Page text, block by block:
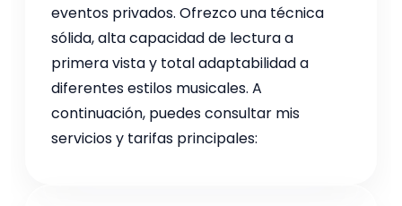
eventos privados. Ofrezco una técnica
sólida, alta capacidad de lectura a
primera vista y total adaptabilidad a
diferentes estilos musicales. A
continuación, puedes consultar mis
servicios y tarifas principales: